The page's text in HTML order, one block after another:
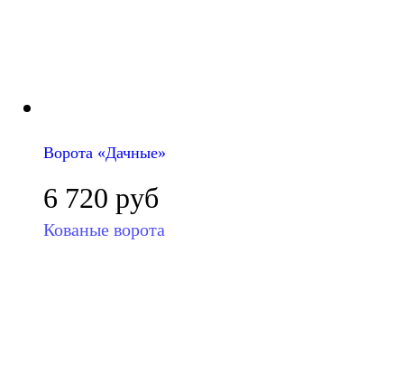
Ворота «Дачные»
6 720 руб
Кованые ворота